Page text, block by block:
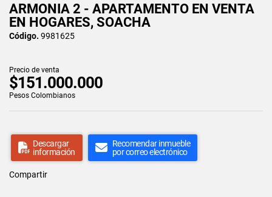
ARMONIA 2 - APARTAMENTO EN VENTA
EN HOGARES, SOACHA
Código. 9981625
Precio de venta
$151.000.000
Pesos Colombianos
Descargar
información
Recomendar inmueble
por correo electrónico
Compartir